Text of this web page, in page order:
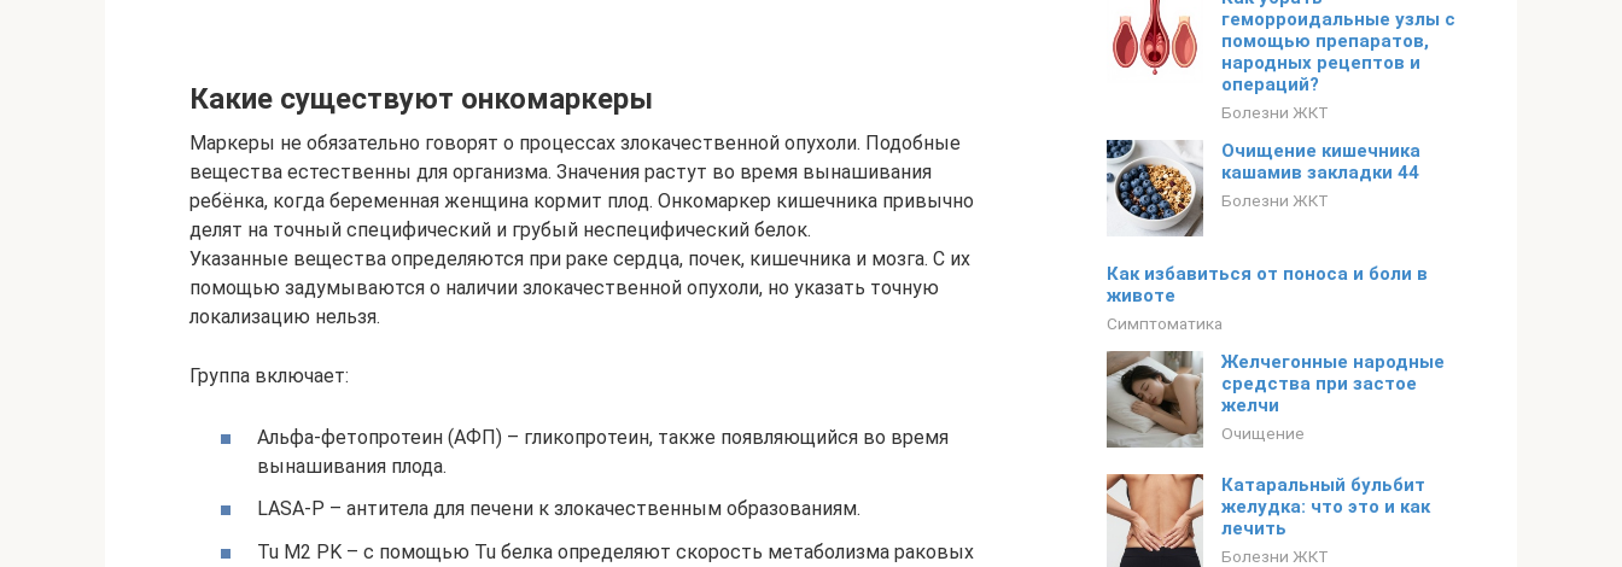
Какие существуют онкомаркеры
Маркеры не обязательно говорят о процессах злокачественной опухоли. Подобные
вещества естественны для организма. Значения растут во время вынашивания
ребёнка, когда беременная женщина кормит плод. Онкомаркер кишечника привычно
делят на точный специфический и грубый неспецифический белок.
Указанные вещества определяются при раке сердца, почек, кишечника и мозга. С их
помощью задумываются о наличии злокачественной опухоли, но указать точную
локализацию нельзя.
Группа включает:
Альфа-фетопротеин (АФП) – гликопротеин, также появляющийся во время
вынашивания плода.
LASA-P – антитела для печени к злокачественным образованиям.
Tu M2 PK – с помощью Tu белка определяют скорость метаболизма раковых
геморроидальные узлы с
помощью препаратов,
народных рецептов и
операций?
Болезни ЖКТ
Очищение кишечника
кашамив закладки 44
Болезни ЖКТ
Как избавиться от поноса и боли в
животе
Симптоматика
Желчегонные народные
средства при застое
желчи
Очищение
Катаральный бульбит
желудка: что это и как
лечить
Болезни ЖКТ